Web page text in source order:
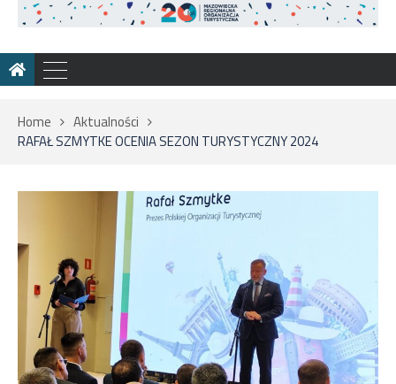
Home
Aktualności
RAFAŁ SZMYTKE OCENIA SEZON TURYSTYCZNY 2024